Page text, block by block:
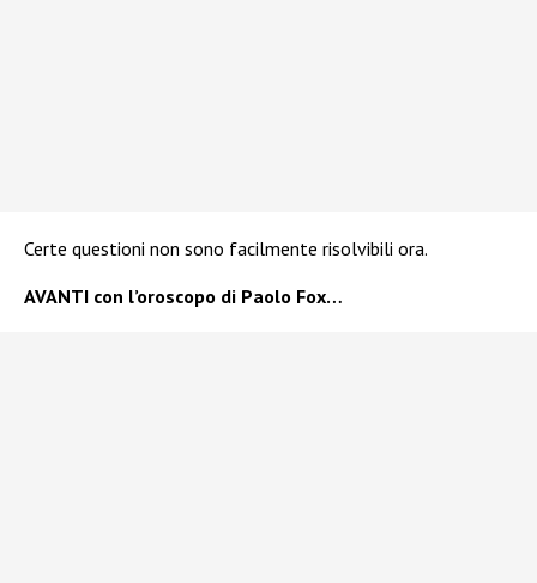
Certe questioni non sono facilmente risolvibili ora.
AVANTI con l’oroscopo di Paolo Fox…